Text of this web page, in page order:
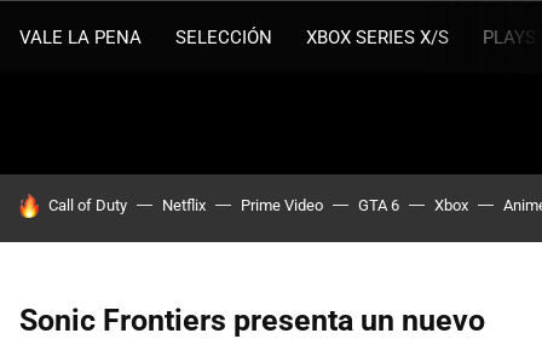
VALE LA PENA SELECCIÓN XBOX SERIES X/S
HOY SE HABLA DE
Call of Duty Netflix Prime Video GTA 6 Xbox
Sonic Frontiers presenta un nuevo